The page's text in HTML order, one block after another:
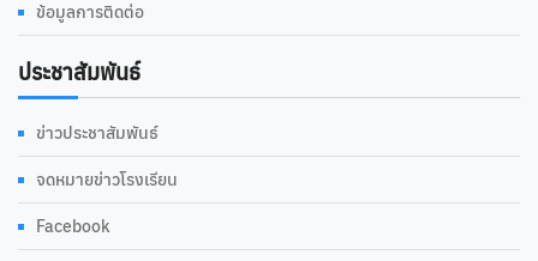
ข้อมูลการติดต่อ
ประชาสัมพันธ์
ข่าวประชาสัมพันธ์
จดหมายข่าวโรงเรียน
Facebook